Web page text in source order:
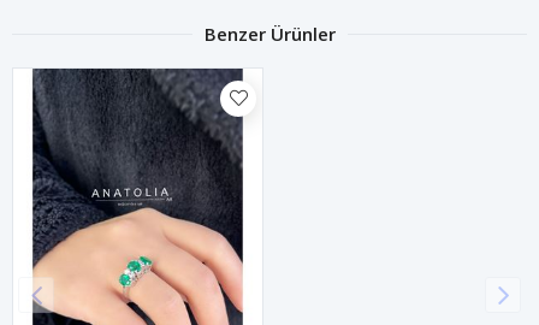
Benzer Ürünler